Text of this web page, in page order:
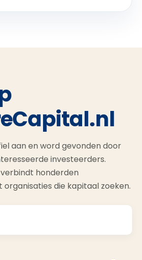
aan en word gevonden door
investeerders.
honderden
die kapitaal zoeken.